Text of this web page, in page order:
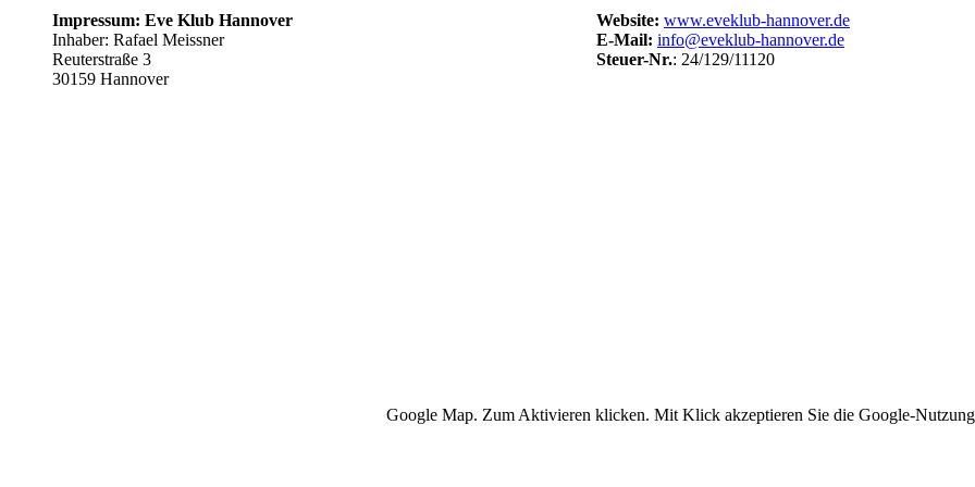
Impressum: Eve Klub Hannover
Inhaber: Rafael Meissner
Reuterstraße 3
30159 Hannover
Website: www.eveklub-hannover.de
E-Mail: info@eveklub-hannover.de
Steuer-Nr.: 24/129/11120
Google Map. Zum Aktivieren klicken. Mit Klick akzeptieren Sie die Google-